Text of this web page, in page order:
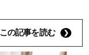
この記事を読む